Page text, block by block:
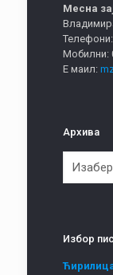
Месна
Мобилни:
Е маил:
Архива
Избор